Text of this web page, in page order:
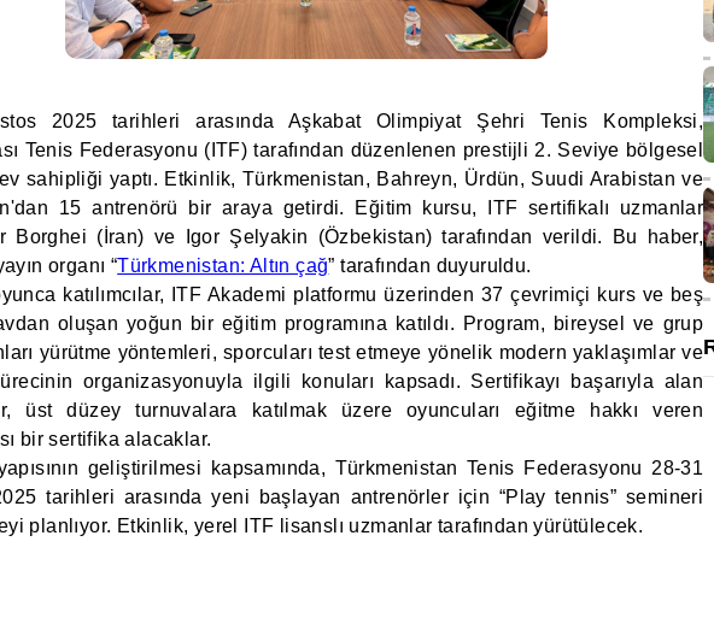
2025 tarihleri arasında Aşkabat Olimpiyat Şehri Tenis Kompleksi,
Tenis Federasyonu (ITF) tarafından düzenlenen prestijli 2. Seviye bölgesel
sahipliği yaptı. Etkinlik, Türkmenistan, Bahreyn, Ürdün, Suudi Arabistan ve
15 antrenörü bir araya getirdi. Eğitim kursu, ITF sertifikalı uzmanlar
Borghei (İran) ve Igor Şelyakin (Özbekistan) tarafından verildi. Bu haber,
organı “Türkmenistan: Altın çağ” tarafından duyuruldu.
katılımcılar, ITF Akademi platformu üzerinden 37 çevrimiçi kurs ve beş
oluşan yoğun bir eğitim programına katıldı. Program, bireysel ve grup
yürütme yöntemleri, sporcuları test etmeye yönelik modern yaklaşımlar ve
organizasyonuyla ilgili konuları kapsadı. Sertifikayı başarıyla alan
üst düzey turnuvalara katılmak üzere oyuncuları eğitme hakkı veren
bir sertifika alacaklar.
geliştirilmesi kapsamında, Türkmenistan Tenis Federasyonu 28-31
tarihleri arasında yeni başlayan antrenörler için “Play tennis” semineri
planlıyor. Etkinlik, yerel ITF lisanslı uzmanlar tarafından yürütülecek.